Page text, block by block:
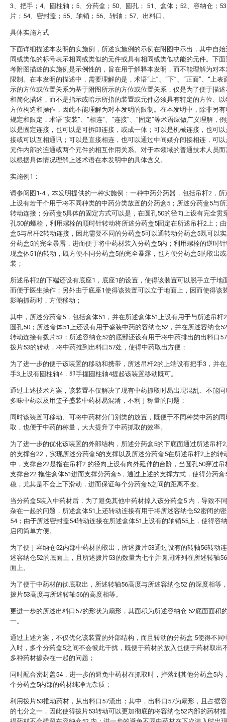
3、把手；4、圆柱轴；5、分药盒；50、圆孔； 51、盒体；52、容纳仓；
片；54、密封盖；55、轴销；56、转轴；57、出料口。
具体实施方式
下面详细描述本发明的实施例，所述实施例的示例在附图中示出，其中自始
同或类似的标号表示相同或类似的元件或具有相同或类似功能的元件。下面
考附图描述的实施例是示例性的，旨在用于解释本发明，而不能理解为对本
限制。在本发明的描述中，需要理解的是，术语“上”、“下”、“正面”、“上表
示的方位或位置关系为基于附图所示的方位或位置关系，仅是为了便于描述
和简化描述，而不是指示或暗示所指的装置或元件必须具有特定的方位、以
方位构造和操作，因此不能理解为对本发明的限制。在本发明中，除非另有
规定和限定，术语“安装”、“相连”、“连接”、“固定”等术语应做广义理解，
以是固定连接，也可以是可拆卸连接，或成一体；可以是机械连接，也可
接或可以互相通讯；可以是直接相连，也可以通过中间媒介间接相连，可以
元件内部的连通或两个元件的相互作用关系。对于本领域的普通技术人员
以根据具体情况理解上述术语在本发明中的具体含义。
实施例1：
请参阅图1-4，本发明提供的一种实施例：一种中药分药器，包括吊杆2，所
上设有若干个用于将不同种类的中药分类放置的分药盒5；所述分药盒5与
转动连接；分药盒5具体的固定方式可以是，在圆孔50的径向上设有完全贯
孔50的螺栓，利用螺栓的顺时针转动将所述分药盒5固定在所述吊杆2上；
盒5与吊杆2转动连接，因此需要不同的分药盒5可以通转动分药盒5既可以
分药盒5的完全暴露，进而便于将中药材装入分药盒5内；利用螺栓的逆时
现盒体51的转动，既方便不同分药盒5的完全暴露，也方便分药盒5的取出
装；
所述吊杆2的下端还设有底座1，底座1的设置，使得该装置可以脱手立于地
而便于医生操作；另外由于底座1使得该装置可以立于地面上，因而使得该
影响抓药时，方便移动；
其中，所述分药盒5，包括盒体51，并在所述盒体51上设有用于与所述吊杆
圆孔50；所述盒体51上还设有用于盛装中药的容纳仓52，并在所述容纳仓
转动连接有拨片53；所述容纳仓52的底部还设有用于将中药排出的出料口
拨片53的转动，将中药推到出料口57处，使得中药取出方便；
为了进一步的便于该装置的移动和携带，所述吊杆2的上端设有把手3，并
手3上设有圆柱轴4，即手握圆柱轴4提起该装置移动既可。
通过上述技术方案，该装置不仅解决了现有中药抓取时易出现混乱、不能同
多味中药以及用篮子盛装中药材易混淆，不利于称量的问题；
同时该装置可移动、可将中药材分门别类的放置，既便于不同种类中药的同
取，也便于中药的称量，大大提升了中药抓取的效率。
为了进一步的优化该装置的外部结构，所述分药盒5的下底面通过所述吊杆
的支撑台22，实现所述分药盒5的支撑以及所述分药盒5在所述吊杆2上的转
中，支撑台22是指在吊杆2 的径向上设有向外延伸的台阶，当圆孔50穿过吊
支撑台22 拖住盒体51进而支撑分药盒5，通过上述的支撑方式，使得分药盒
稳，尤其是不会上下滑动，进而保证每个分药盒5之间的距离不变。
当分药盒5装入中药材后，为了避免其他中药材掉入该分药盒5 内，导致不
杂在一起的问题，所述盒体51上还转动连接有用于将所述容纳仓52密闭的
54；由于所述密封盖54转动连接在所述盒体51上设有的轴销55上，使得容
启闭简单方便。
为了便于容纳仓52内部中药材的取出，所述拨片53通过设有的转轴56转动
述容纳仓52的底面上，且所述拨片53的数量为七个并圆周阵列在所述转轴
面上。
为了便于中药材的彻底取出，所述转轴56高度与所述容纳仓52 的深度相等
拨片53高度与所述转轴56的高度相等。
更进一步的所述出料口57的形状为扇形，其面积为所述容纳仓 52底面面积
一。
通过上述方案，不仅优化该装置的外部结构，而且转动的分药盒 5使得不同
入时，多个分药盒5之间不会彼此干扰，既便于药材的放入也便于药材取出
多种药材掺杂在一起的问题；
同时配合密封盖54，进一步的避免中药材在抓取时，掉落到其他分药盒5内
个分药盒5内部的药材纯净无杂质；
利用拨片53推动药材，从出料口57流出；其中，出料口57为扇形，且占据
的七分之一，因此使得拨片53转动可以更加彻底的将容纳仓52内部的药材